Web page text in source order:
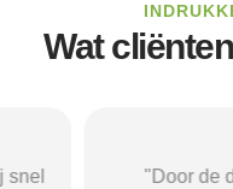
Wat
op
"Ik was